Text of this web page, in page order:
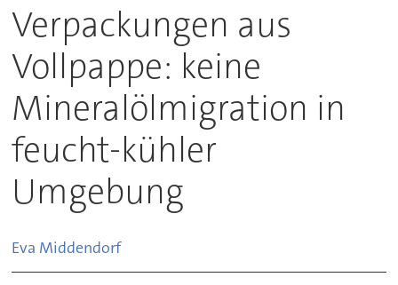
Verpackungen aus
Vollpappe: keine
Mineralölmigration in
feucht-kühler
Umgebung
Eva Middendorf